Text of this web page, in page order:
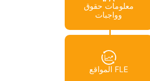
معلومات حقوق
وواجبات
المواقع FLE